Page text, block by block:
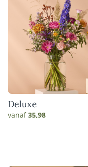
Deluxe
vanaf35,98